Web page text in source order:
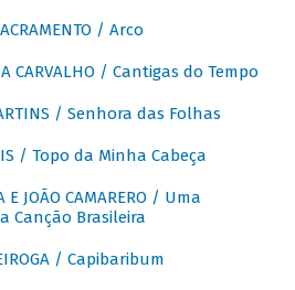
/ Arco
CARVALHO / Cantigas do Tempo
/ Senhora das Folhas
/ Topo da Minha Cabeça
E JOÃO CAMARERO / Uma
Canção Brasileira
/ Capibaribum